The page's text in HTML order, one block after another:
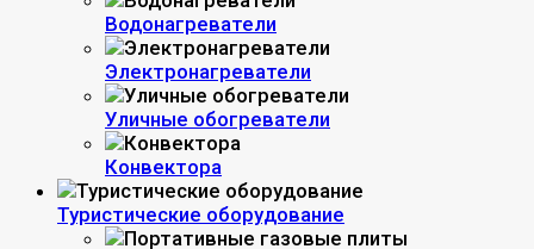
Водонагреватели
Электронагреватели
Уличные обогреватели
Конвектора
Туристические оборудование